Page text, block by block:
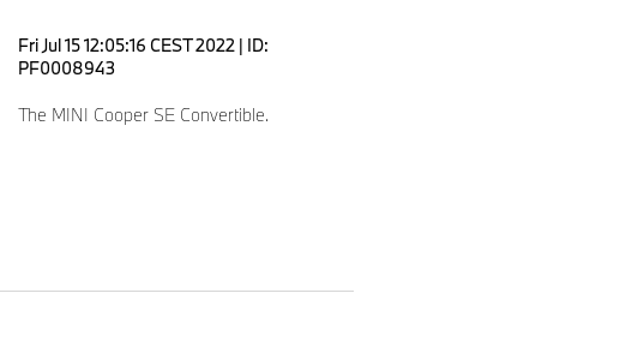
Fri Jul 15 12:05:16 CEST 2022 | ID:
PF0008943
The MINI Cooper SE Convertible.